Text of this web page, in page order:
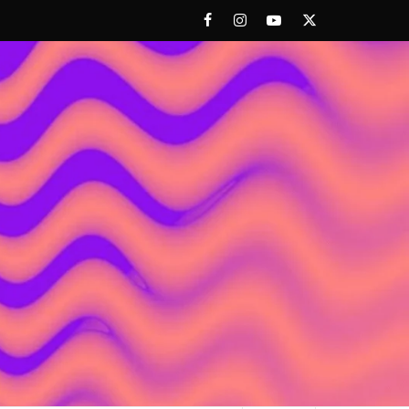
FacebookInstagramYoutubeTwitter